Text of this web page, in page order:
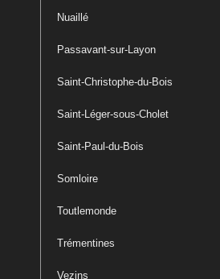
Nuaillé
Passavant-sur-Layon
Saint-Christophe-du-Bois
Saint-Léger-sous-Cholet
Saint-Paul-du-Bois
Somloire
Toutlemonde
Trémentines
Vezins